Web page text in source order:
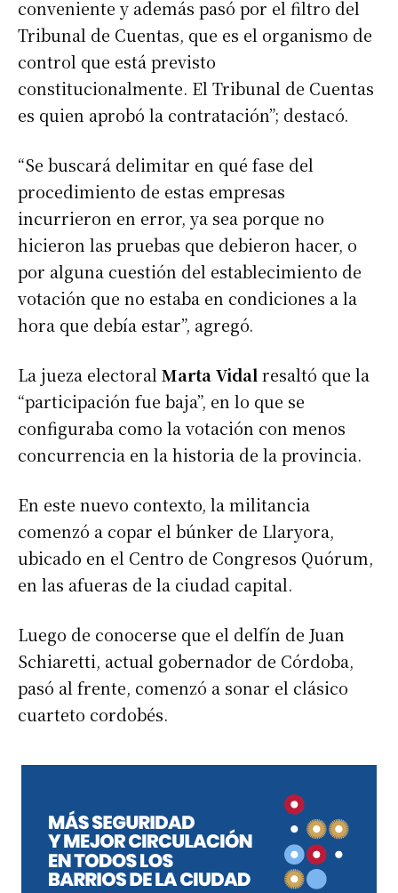
conveniente y además pasó por el filtro del
Tribunal de Cuentas, que es el organismo de
control que está previsto
constitucionalmente. El Tribunal de Cuentas
es quien aprobó la contratación”; destacó.
“Se buscará delimitar en qué fase del
procedimiento de estas empresas
incurrieron en error, ya sea porque no
hicieron las pruebas que debieron hacer, o
por alguna cuestión del establecimiento de
votación que no estaba en condiciones a la
hora que debía estar”, agregó.
La jueza electoral Marta Vidal resaltó que la
“participación fue baja”, en lo que se
configuraba como la votación con menos
concurrencia en la historia de la provincia.
En este nuevo contexto, la militancia
comenzó a copar el búnker de Llaryora,
ubicado en el Centro de Congresos Quórum,
en las afueras de la ciudad capital.
Luego de conocerse que el delfín de Juan
Schiaretti, actual gobernador de Córdoba,
pasó al frente, comenzó a sonar el clásico
cuarteto cordobés.